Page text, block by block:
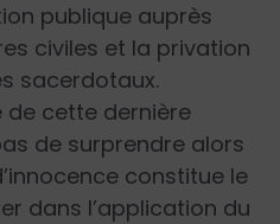
publique auprès
civiles et la privation
sacerdotaux.
de cette dernière
de surprendre alors
constitue le
dans l’application du